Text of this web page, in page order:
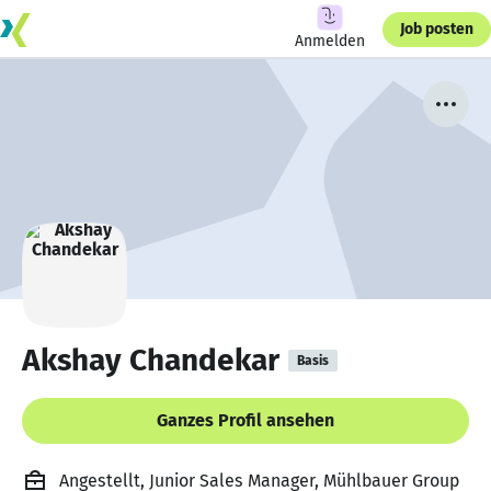
Anmelden
Job posten
Akshay Chandekar Basis
Ganzes Profil ansehen
Angestellt, Junior Sales Manager, Mühlbauer Group